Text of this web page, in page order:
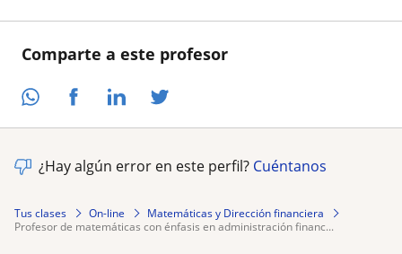
Comparte a este profesor
¿Hay algún error en este perfil? Cuéntanos
Tus clases On-line
Matemáticas y Dirección financiera
profesor de matemáticas con énfasis en administración financ...